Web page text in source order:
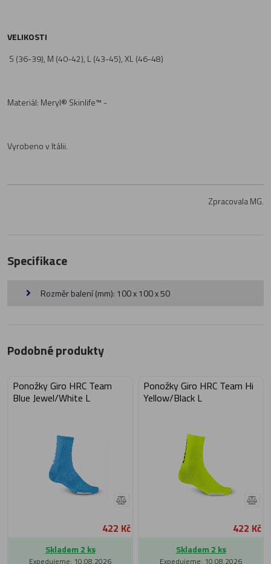
VELIKOSTI
S (36-39), M (40-42), L (43-45), XL (46-48)
Materiál: Meryl® Skinlife™ -
Vyrobeno v Itálii.
Zpracovala MG.
Specifikace
Rozměr balení (mm): 100 x 100 x 50
Podobné produkty
Ponožky Giro HRC Team
Blue Jewel/White L
422 Kč
Skladem 2 ks
Expedujeme: 10.08.2026
Ponožky Giro HRC Team Hi
Yellow/Black L
422 Kč
Skladem 2 ks
Expedujeme: 10.08.2026